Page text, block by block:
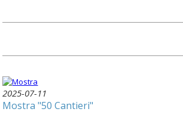
2025-07-11
Mostra "50 Cantieri"